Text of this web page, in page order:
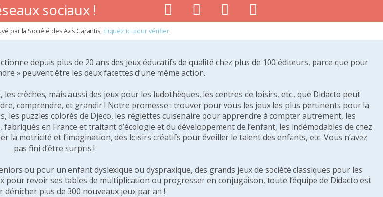
sociaux !
par la Société des Avis Garantis, cliquez ici pour vérifier.
depuis plus de 20 ans des jeux éducatifs de qualité chez plus de 100 éditeurs, parce que pour
» peuvent être les deux facettes d’une même action.
crèches, mais aussi des jeux pour les ludothèques, les centres de loisirs, etc., que Didacto peut
comprendre, et grandir ! Notre promesse : trouver pour vous les jeux les plus pertinents pour la
les puzzles colorés de Djeco, les réglettes cuisenaire pour apprendre à compter autrement, les
en France et traitant d’écologie et du développement de l’enfant, les indémodables de chez
la motricité et l’imagination, des loisirs créatifs pour éveiller le talent des enfants, etc. Vous n’avez
pas fini d’être surpris !
ou pour un enfant dyslexique ou dyspraxique, des grands jeux de société classiques pour les
pour revoir ses tables de multiplication ou progresser en conjugaison, toute l’équipe de Didacto est
plus de 300 nouveaux jeux par an !